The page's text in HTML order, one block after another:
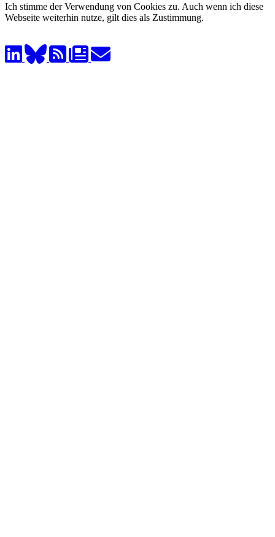
Ich stimme der Verwendung von Cookies zu. Auch wenn ich diese
Webseite weiterhin nutze, gilt dies als Zustimmung.